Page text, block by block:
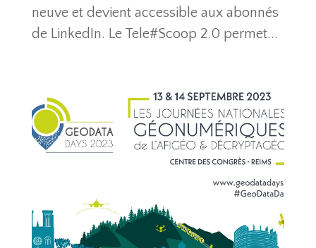
neuve et devient accessible aux abonnés
de LinkedIn. Le Tele#Scoop 2.0 permet...